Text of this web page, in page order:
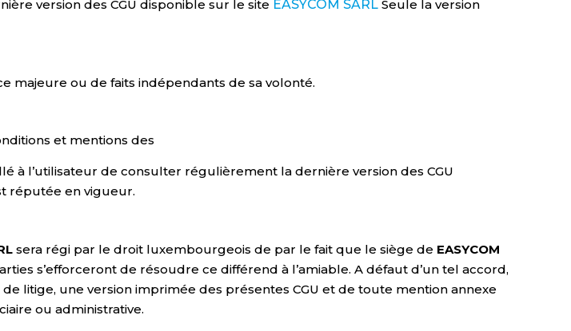
version des CGU disponible sur le site EASYCOM SARL Seule la version
majeure ou de faits indépendants de sa volonté.
et mentions des
à l’utilisateur de consulter régulièrement la dernière version des CGU
réputée en vigueur.
sera régi par le droit luxembourgeois de par le fait que le siège de EASYCOM
s’efforceront de résoudre ce différend à l’amiable. A défaut d’un tel accord,
litige, une version imprimée des présentes CGU et de toute mention annexe
ou administrative.